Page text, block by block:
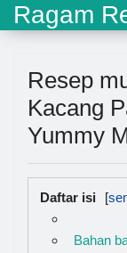
Ragam
Resep
Kacang
Yummy
Daftar isi
Bahan